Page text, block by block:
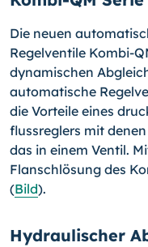
Die neuen
Regelventile Kombi-
dynamischen
automatische
die Vorteile eines
flussreglers mit
das in einem Ventil.
Flanschlösung des
(Bild).
Hydraulischer